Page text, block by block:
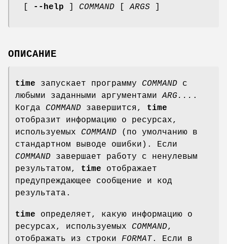
--help COMMAND [ARGS
ОПИСАНИЕ
time запускает программу COMMAND с
любыми заданными аргументамиARG... .
Когда COMMAND завершится, time
отобразит информацию о ресурсах,
используемых COMMAND (по умолчанию в
стандартном выводе ошибки). Если
COMMAND завершает работу с ненулевым
результатом, time отображает
предупреждающее сообщение и код
результата.
time определяет, какую информацию о
ресурсах, используемых COMMAND,
отображать из строки FORMAT. Если в